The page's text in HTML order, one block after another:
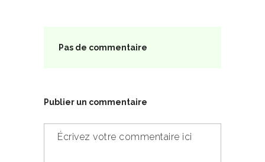
Pas de commentaire
Publier un commentaire